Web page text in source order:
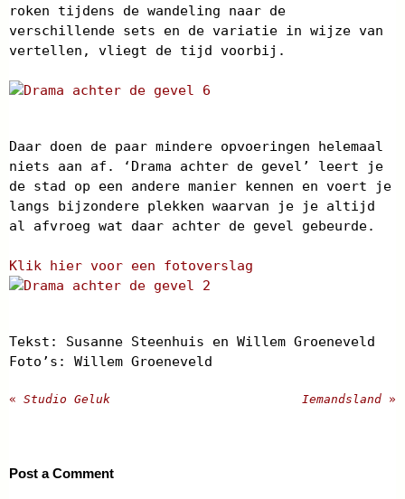
roken tijdens de wandeling naar de
verschillende sets en de variatie in wijze van
vertellen, vliegt de tijd voorbij.
Daar doen de paar mindere opvoeringen helemaal
niets aan af. ‘Drama achter de gevel’ leert je
de stad op een andere manier kennen en voert je
langs bijzondere plekken waarvan je je altijd
al afvroeg wat daar achter de gevel gebeurde.
Klik hier voor een fotoverslag
Tekst: Susanne Steenhuis en Willem Groeneveld
Foto’s: Willem Groeneveld
« Studio Geluk Iemandsland »
Post a Comment